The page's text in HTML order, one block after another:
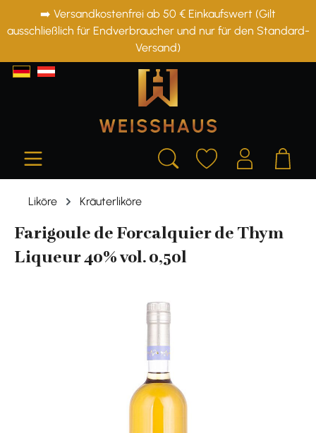
springen
➡️ Versandkostenfrei ab 50 € Einkaufswert (Gilt
ausschließlich für Endverbraucher und nur für den Standard-
Versand)
Liköre Kräuterliköre
Farigoule de Forcalquier de Thym
Liqueur 40% vol. 0,50l